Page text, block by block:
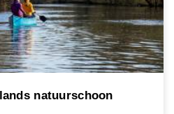
natuurschoon